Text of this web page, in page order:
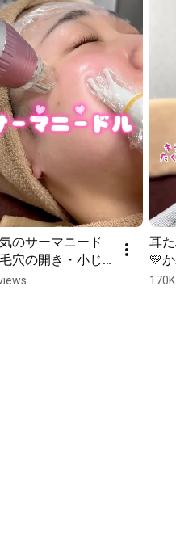
のサーマニード
穴の開き・小じ
のくすみが気に
耳
💛
ピ